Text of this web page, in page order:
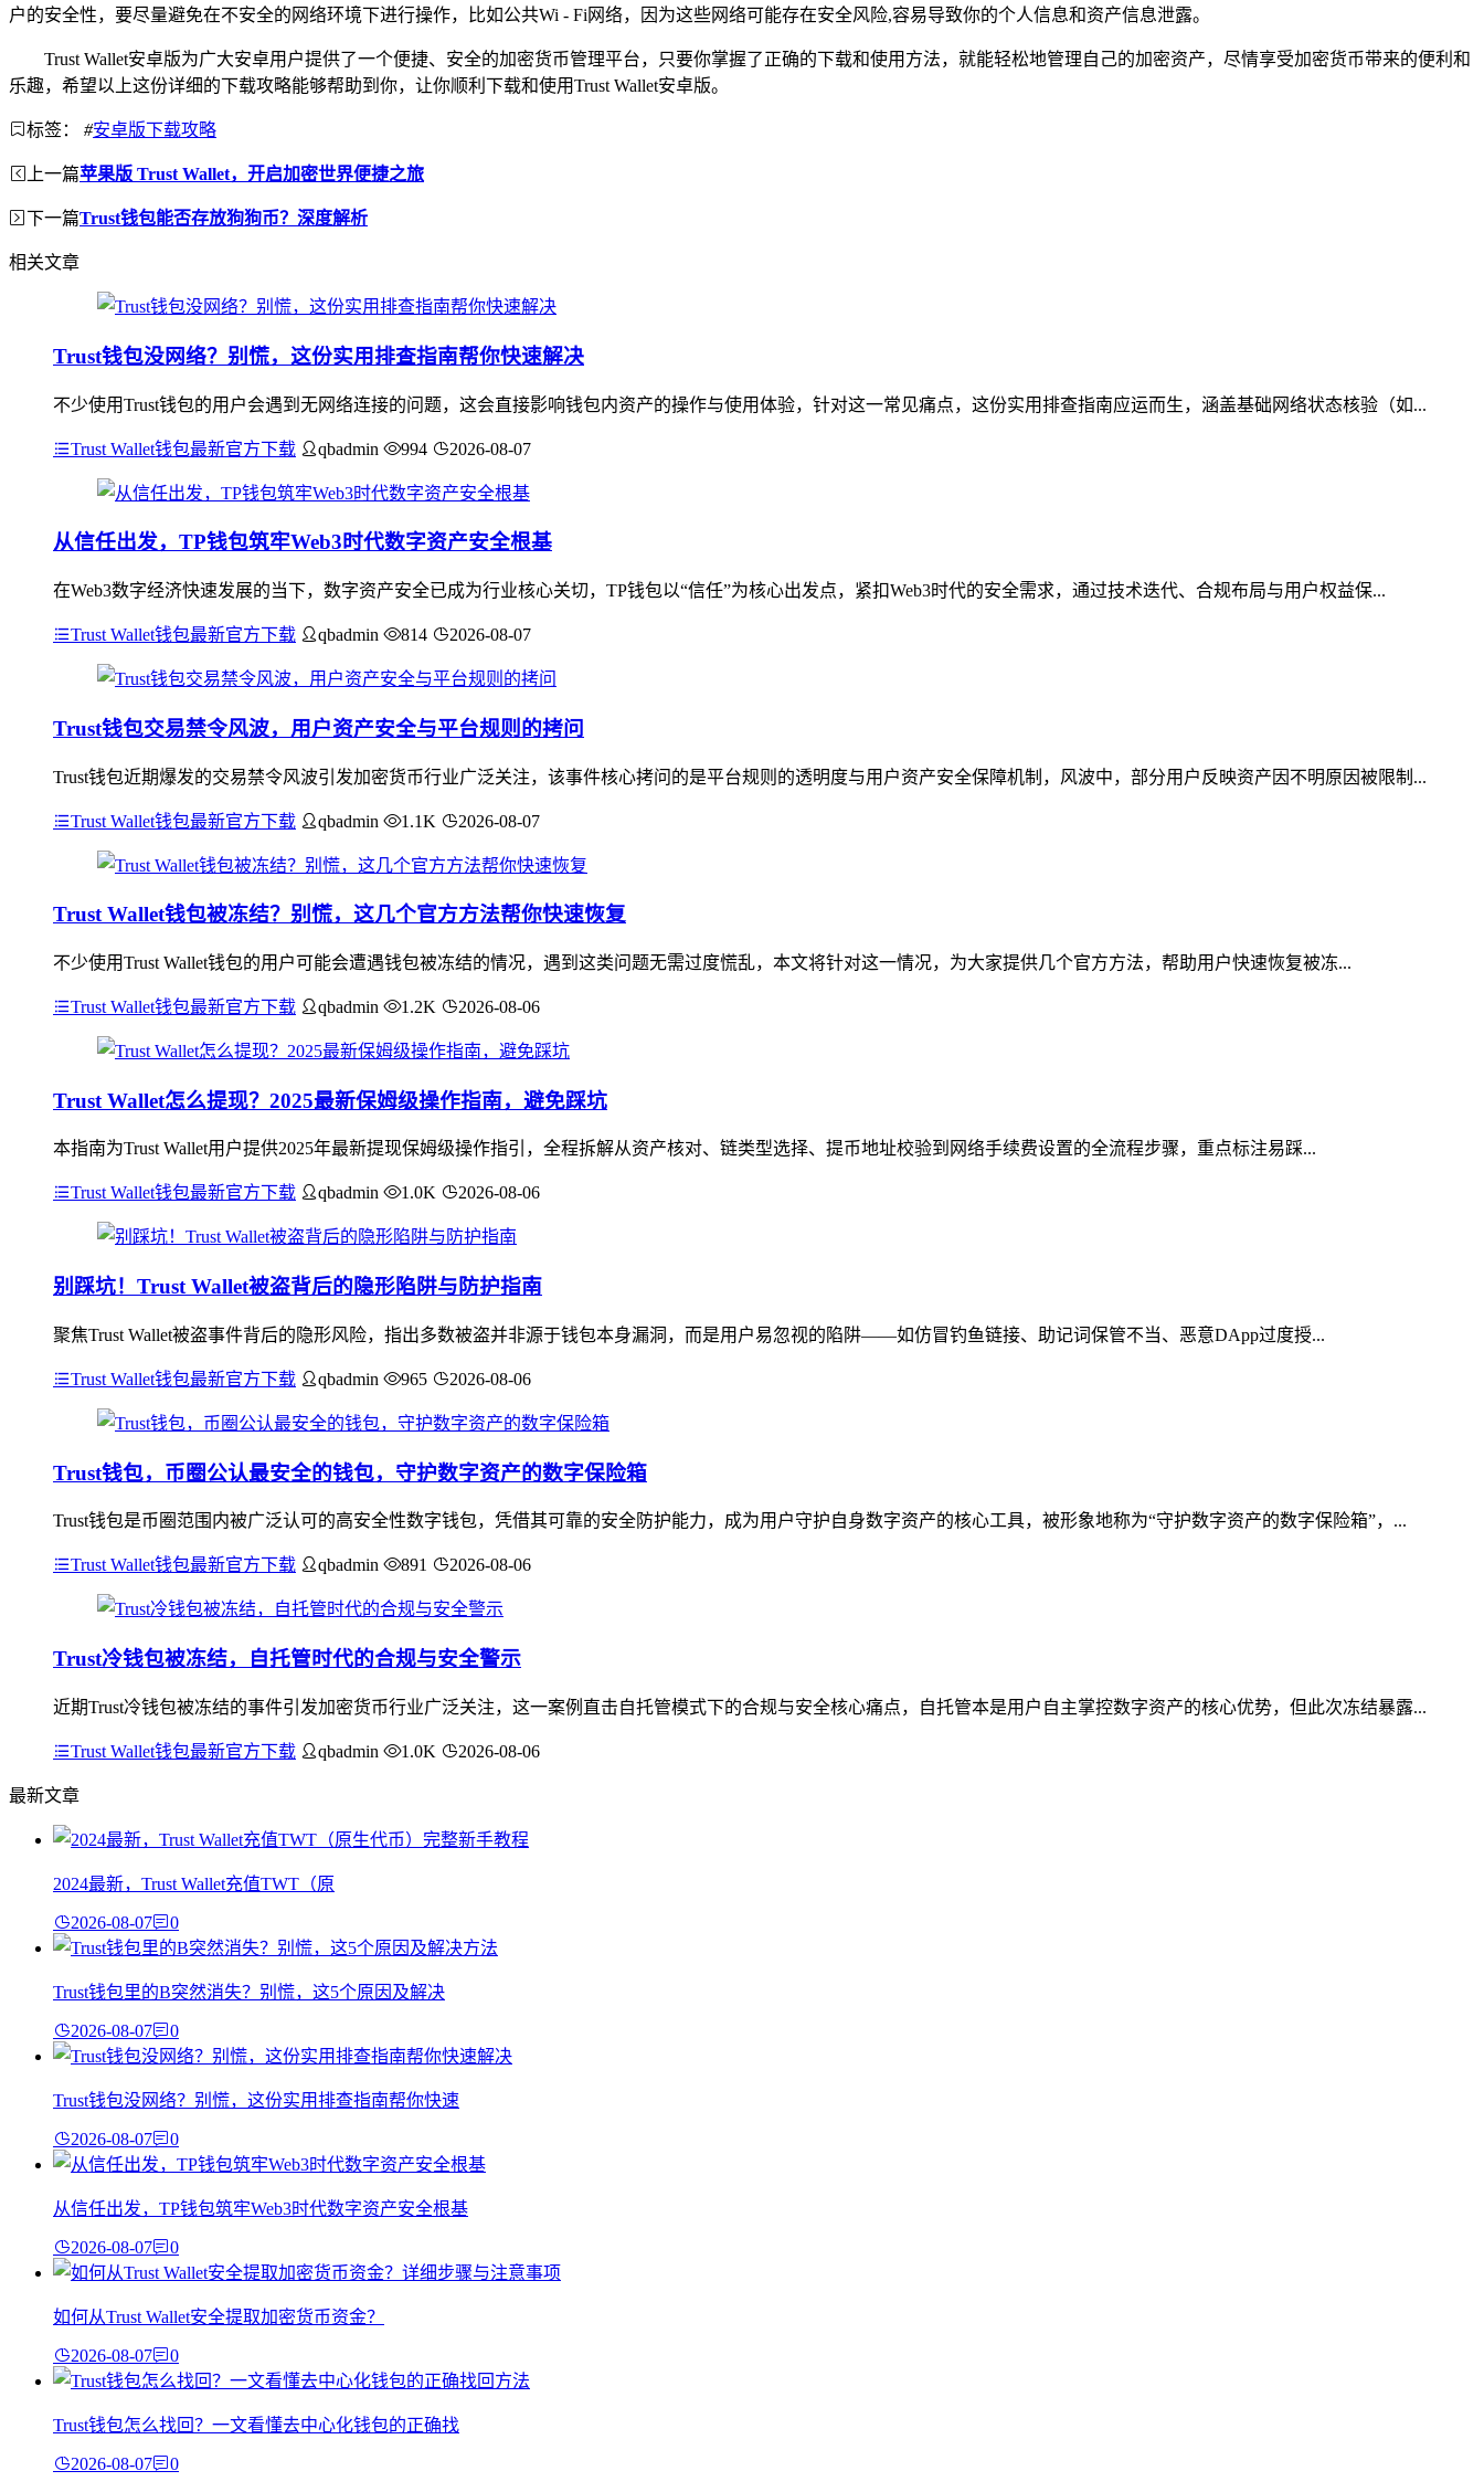
户的安全性，要尽量避免在不安全的网络环境下进行操作，比如公共Wi - Fi网络，因为这些网络可能存在安全风险,容易导致你的个人信息和资产信息泄露。
Trust Wallet安卓版为广大安卓用户提供了一个便捷、安全的加密货币管理平台，只要你掌握了正确的下载和使用方法，就能轻松地管理自己的加密资产，尽情享受加密货币带来的便利和
乐趣，希望以上这份详细的下载攻略能够帮助到你，让你顺利下载和使用Trust Wallet安卓版。
标签： #安卓版下载攻略
上一篇苹果版 Trust Wallet，开启加密世界便捷之旅
下一篇Trust钱包能否存放狗狗币？深度解析
相关文章
Trust钱包没网络？别慌，这份实用排查指南帮你快速解决
不少使用Trust钱包的用户会遇到无网络连接的问题，这会直接影响钱包内资产的操作与使用体验，针对这一常见痛点，这份实用排查指南应运而生，涵盖基础网络状态核验（如...
Trust Wallet钱包最新官方下载 qbadmin 994 2026-08-07
从信任出发，TP钱包筑牢Web3时代数字资产安全根基
在Web3数字经济快速发展的当下，数字资产安全已成为行业核心关切，TP钱包以“信任”为核心出发点，紧扣Web3时代的安全需求，通过技术迭代、合规布局与用户权益保...
Trust Wallet钱包最新官方下载 qbadmin 814 2026-08-07
Trust钱包交易禁令风波，用户资产安全与平台规则的拷问
Trust钱包近期爆发的交易禁令风波引发加密货币行业广泛关注，该事件核心拷问的是平台规则的透明度与用户资产安全保障机制，风波中，部分用户反映资产因不明原因被限制...
Trust Wallet钱包最新官方下载 qbadmin 1.1K 2026-08-07
Trust Wallet钱包被冻结？别慌，这几个官方方法帮你快速恢复
不少使用Trust Wallet钱包的用户可能会遭遇钱包被冻结的情况，遇到这类问题无需过度慌乱，本文将针对这一情况，为大家提供几个官方方法，帮助用户快速恢复被冻...
Trust Wallet钱包最新官方下载 qbadmin 1.2K 2026-08-06
Trust Wallet怎么提现？2025最新保姆级操作指南，避免踩坑
本指南为Trust Wallet用户提供2025年最新提现保姆级操作指引，全程拆解从资产核对、链类型选择、提币地址校验到网络手续费设置的全流程步骤，重点标注易踩...
Trust Wallet钱包最新官方下载 qbadmin 1.0K 2026-08-06
别踩坑！Trust Wallet被盗背后的隐形陷阱与防护指南
聚焦Trust Wallet被盗事件背后的隐形风险，指出多数被盗并非源于钱包本身漏洞，而是用户易忽视的陷阱——如仿冒钓鱼链接、助记词保管不当、恶意DApp过度授...
Trust Wallet钱包最新官方下载 qbadmin 965 2026-08-06
Trust钱包，币圈公认最安全的钱包，守护数字资产的数字保险箱
Trust钱包是币圈范围内被广泛认可的高安全性数字钱包，凭借其可靠的安全防护能力，成为用户守护自身数字资产的核心工具，被形象地称为“守护数字资产的数字保险箱”，...
Trust Wallet钱包最新官方下载 qbadmin 891 2026-08-06
Trust冷钱包被冻结，自托管时代的合规与安全警示
近期Trust冷钱包被冻结的事件引发加密货币行业广泛关注，这一案例直击自托管模式下的合规与安全核心痛点，自托管本是用户自主掌控数字资产的核心优势，但此次冻结暴露...
Trust Wallet钱包最新官方下载 qbadmin 1.0K 2026-08-06
最新文章
2024最新，Trust Wallet充值TWT（原
2026-08-07 0
Trust钱包里的B突然消失？别慌，这5个原因及解决
2026-08-07 0
Trust钱包没网络？别慌，这份实用排查指南帮你快速
2026-08-07 0
从信任出发，TP钱包筑牢Web3时代数字资产安全根基
2026-08-07 0
如何从Trust Wallet安全提取加密货币资金？
2026-08-07 0
Trust钱包怎么找回？一文看懂去中心化钱包的正确找
2026-08-07 0